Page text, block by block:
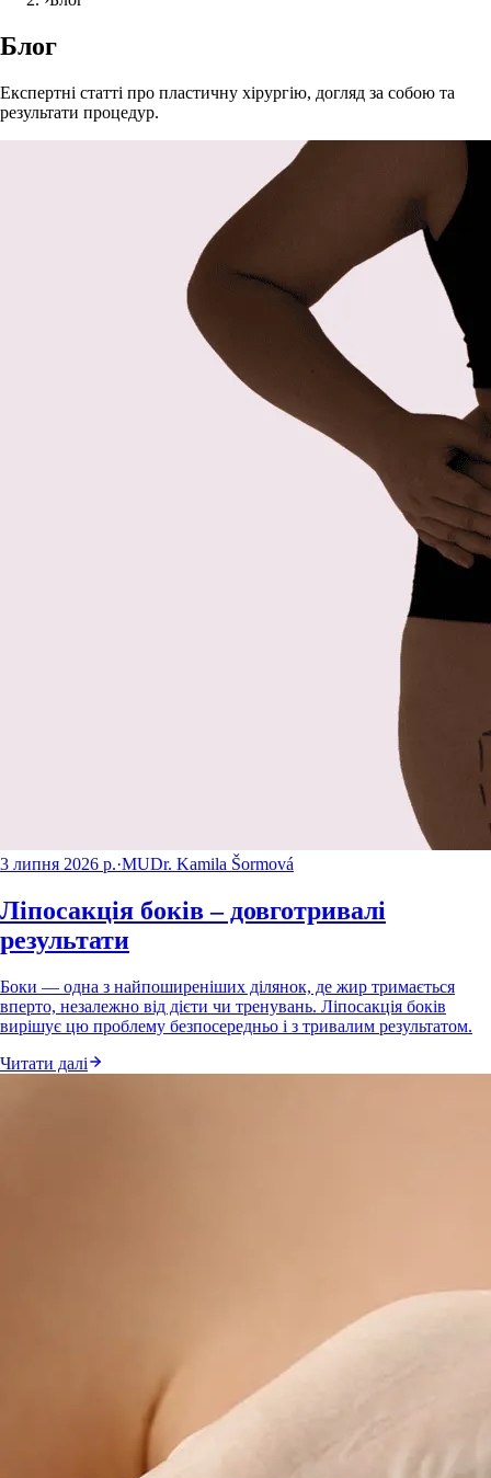
Блог
Експертні статті про пластичну хірургію, догляд за собою та
результати процедур.
3 липня 2026 р.·MUDr. Kamila Šormová
Ліпосакція боків – довготривалі
результати
Боки — одна з найпоширеніших ділянок, де жир тримається
вперто, незалежно від дієти чи тренувань. Ліпосакція боків
вирішує цю проблему безпосередньо і з тривалим результатом.
Читати далі